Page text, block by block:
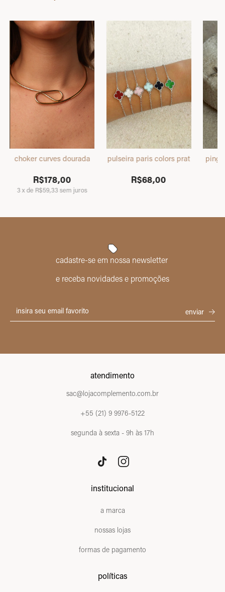
choker curves dourada
R$178,00
3xde R$59,33sem juros
pulseira paris colors prata
R$68,00
cadastre-se em nossa newsletter
e receba novidades e promoções
atendimento
sac@lojacomplemento.com.br
+55 (21) 9 9976-5122
segunda à sexta - 9h às 17h
institucional
a marca
nossas lojas
formas de pagamento
políticas